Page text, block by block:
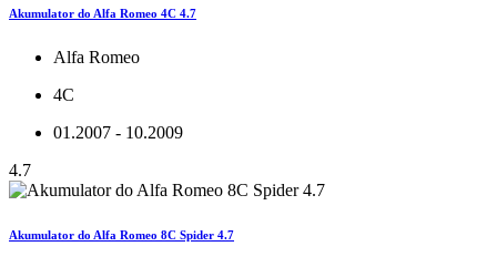
Akumulator do Alfa Romeo 4C 4.7
Alfa Romeo
4C
01.2007 - 10.2009
4.7
Akumulator do Alfa Romeo 8C Spider 4.7